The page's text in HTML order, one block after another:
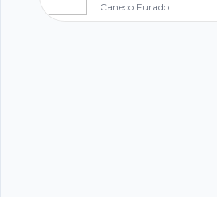
Caneco Furado